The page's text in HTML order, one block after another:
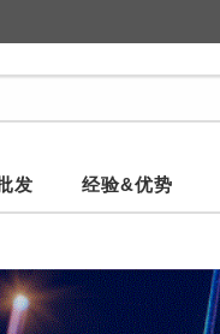
发 经验&优势